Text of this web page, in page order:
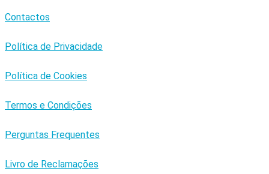
Contactos
Política de Privacidade
Política de Cookies
Termos e Condições
Perguntas Frequentes
Livro de Reclamações